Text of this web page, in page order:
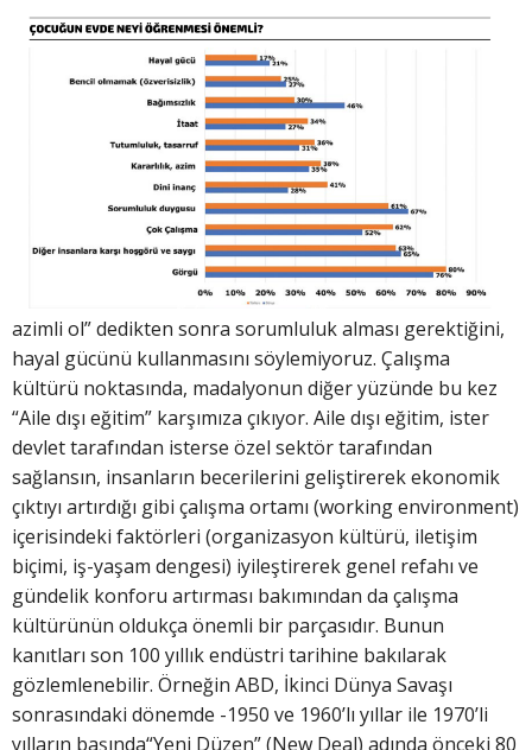
azimli ol” dedikten sonra sorumluluk alması gerektiğini,
hayal gücünü kullanmasını söylemiyoruz. Çalışma
kültürü noktasında, madalyonun diğer yüzünde bu kez
“Aile dışı eğitim” karşımıza çıkıyor. Aile dışı eğitim, ister
devlet tarafından isterse özel sektör tarafından
sağlansın, insanların becerilerini geliştirerek ekonomik
çıktıyı artırdığı gibi çalışma ortamı (working environment)
içerisindeki faktörleri (organizasyon kültürü, iletişim
biçimi, iş-yaşam dengesi) iyileştirerek genel refahı ve
gündelik konforu artırması bakımından da çalışma
kültürünün oldukça önemli bir parçasıdır. Bunun
kanıtları son 100 yıllık endüstri tarihine bakılarak
gözlemlenebilir. Örneğin ABD, İkinci Dünya Savaşı
sonrasındaki dönemde -1950 ve 1960’lı yıllar ile 1970’li
yılların başında“Yeni Düzen” (New Deal) adında önceki 80